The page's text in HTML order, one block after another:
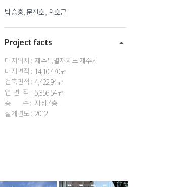
박승홍,문진호,오호근
Project facts
대지위치 : 제주특별자치도 제주시
대지면적 : 14,107.70㎡
건축면적 : 4,422.94㎡
연 면 적 : 5,356.54㎡
층 수 : 지상4층
설계년도 : 2012